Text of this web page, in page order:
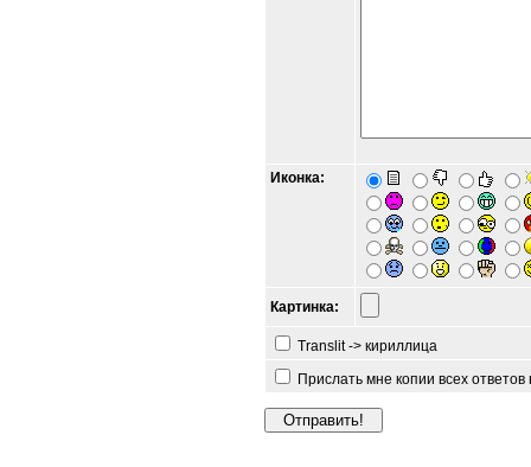
Иконка:
Картинка:
Translit -> кириллица
Прислать мне копии всех